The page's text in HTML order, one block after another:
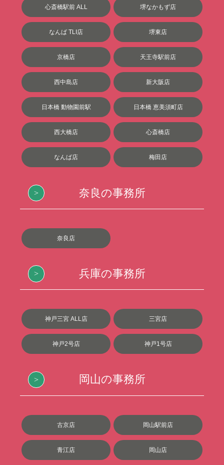
心斎橋駅前 ALL 堺なかもず店
なんば TLI店 堺東店
京橋店 天王寺駅前店
西中島店 新大阪店
日本橋 動物園前駅 日本橋 恵美須町店
西大橋店 心斎橋店
なんば店 梅田店
奈良の事務所
奈良店
兵庫の事務所
神戸三宮 ALL店 三宮店
神戸2号店 神戸1号店
岡山の事務所
古京店 岡山駅前店
青江店 岡山店